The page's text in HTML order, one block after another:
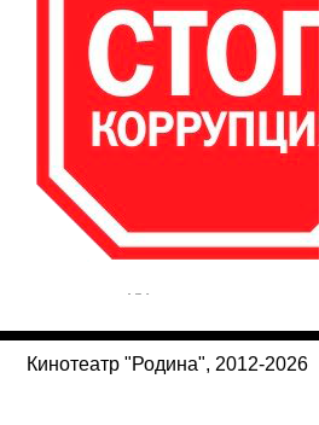
Кинотеатр "Родина", 2012-2026